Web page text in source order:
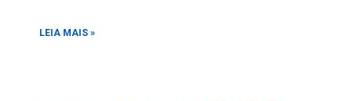
LEIA MAIS »